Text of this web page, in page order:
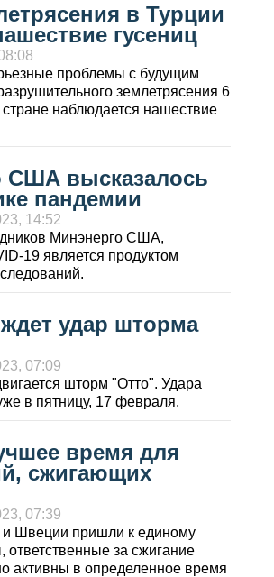
в Турции
гусениц
проблемы с будущим
землетрясения 6
наблюдается нашествие
США высказалось
пандемии
14:52
Минэнерго США,
19 является продуктом
удар шторма
07:09
шторм "Отто". Удара
в пятницу, 17 февраля.
время для
сжигающих
07:39
Швеции пришли к единому
ответственные за сжигание
активны в определенное время